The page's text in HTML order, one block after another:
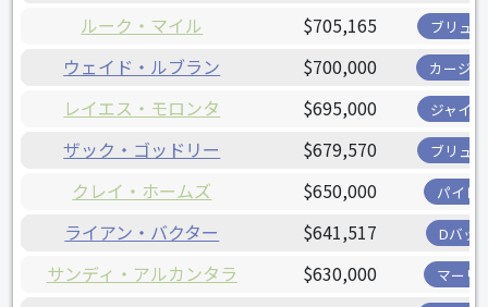
ルーク・マイル $705,165 ブリュ
ウェイド・ルブラン $700,000 カージ
レイエス・モロンタ $695,000 ジャイ
ザック・ゴッドリー $679,570 ブリュ
クレイ・ホームズ $650,000 パイレ
ライアン・バクター $641,517 Dバッ
サンディ・アルカンタラ $630,000 マーリ